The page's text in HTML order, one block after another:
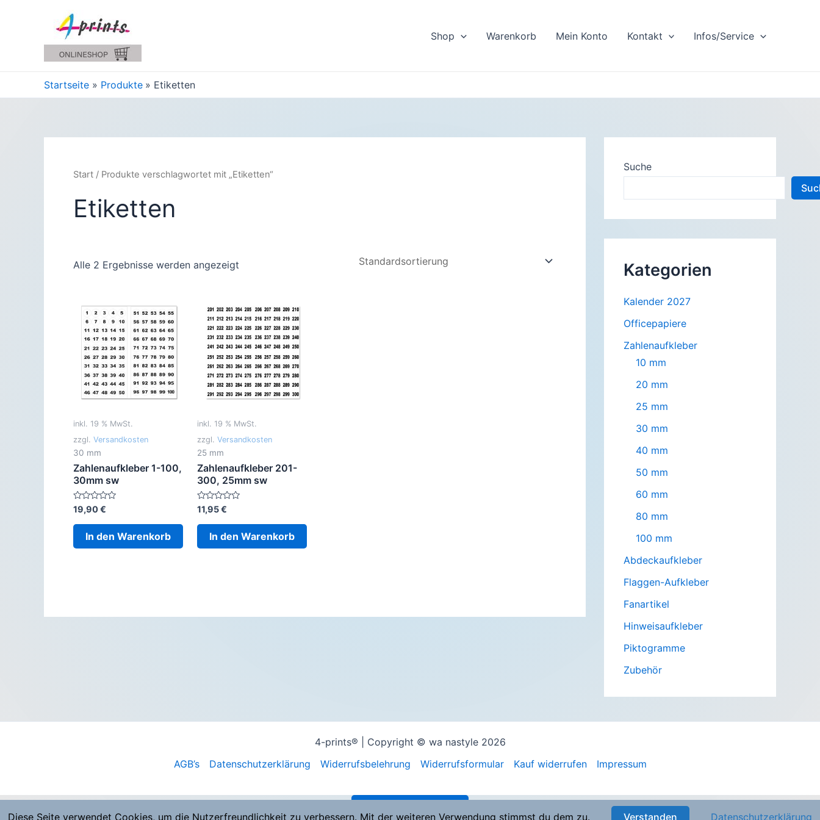
Shop Warenkorb Mein Konto Kontakt Infos/Service
Startseite Produkte Etiketten
Start / Produkte verschlagwortet mit „Etiketten“
Etiketten
Alle 2 Ergebnisse werden angezeigt
inkl. 19 % MwSt.
zzgl. Versandkosten
30 mm
Zahlenaufkleber 1-100,
30mm sw
Bewertet
mit
0
19,90€
In den Warenkorb
inkl. 19 % MwSt.
zzgl. Versandkosten
25 mm
Zahlenaufkleber 201-
300, 25mm sw
Bewertet
mit
0
11,95€
In den Warenkorb
Suche
Kategorien
Kalender 2027
Officepapiere
Zahlenaufkleber
10 mm
20 mm
25 mm
30 mm
40 mm
50 mm
60 mm
80 mm
100 mm
Abdeckaufkleber
Flaggen-Aufkleber
Fanartikel
Hinweisaufkleber
Piktogramme
Zubehör
4-prints® | Copyright © wa nastyle 2026
AGB’s
Datenschutzerklärung Widerrufsbelehrung Widerrufsformular Kauf widerrufen Impressum
Diese Seite verwendet Cookies, um die Nutzerfreundlichkeit zu verbessern. Mit der weiteren Verwendung stimmst du dem zu.
Verstanden Datenschutzerklärung